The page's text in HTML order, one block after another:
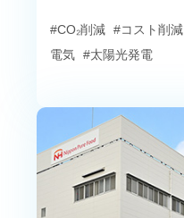
#CO₂削減 #コスト削減
電気 #太陽光発電